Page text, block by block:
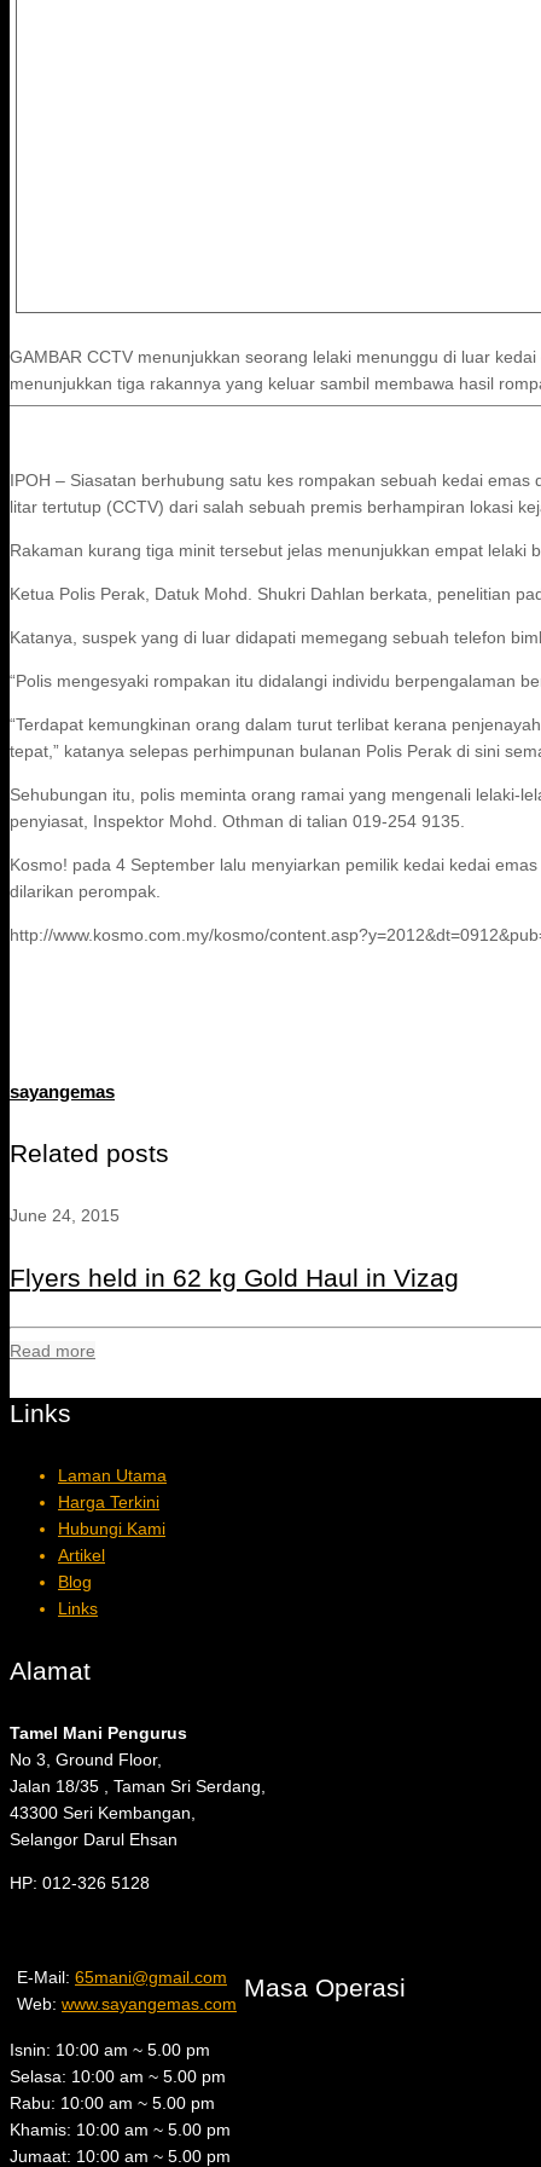
GAMBAR CCTV menunjukkan seorang lelaki menunggu di luar
menunjukkan tiga rakannya yang keluar sambil membawa hasil
IPOH – Siasatan berhubung satu kes rompakan sebuah kedai
litar tertutup (CCTV) dari salah sebuah premis berhampiran lokasi
Rakaman kurang tiga minit tersebut jelas menunjukkan empat
Ketua Polis Perak, Datuk Mohd. Shukri Dahlan berkata, penelitian
Katanya, suspek yang di luar didapati memegang sebuah telefon
“Polis mengesyaki rompakan itu didalangi individu berpengalaman
“Terdapat kemungkinan orang dalam turut terlibat kerana
tepat,” katanya selepas perhimpunan bulanan Polis Perak di sini
Sehubungan itu, polis meminta orang ramai yang mengenali lelaki-
penyiasat, Inspektor Mohd. Othman di talian 019-254 9135.
Kosmo! pada 4 September lalu menyiarkan pemilik kedai kedai
dilarikan perompak.
http://www.kosmo.com.my/kosmo/
sayangemas
Related posts
June 24, 2015
Flyers held in 62 kg Gold Haul in Vizag
Read more
Links
Laman Utama
Harga Terkini
Hubungi Kami
Artikel
Blog
Links
Alamat
Tamel Mani Pengurus
No 3, Ground Floor,
Jalan 18/35 , Taman Sri Serdang,
43300 Seri Kembangan,
Selangor Darul Ehsan
HP: 012-326 5128
E-Mail: 65mani@gmail.com
Web: www.sayangemas.com
Masa Operasi
Isnin: 10:00 am ~ 5.00 pm
Selasa: 10:00 am ~ 5.00 pm
Rabu: 10:00 am ~ 5.00 pm
Khamis: 10:00 am ~ 5.00 pm
Jumaat: 10:00 am ~ 5.00 pm